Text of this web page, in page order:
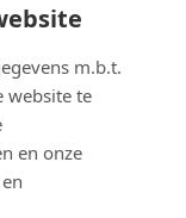
m.b.t.
website te
en onze